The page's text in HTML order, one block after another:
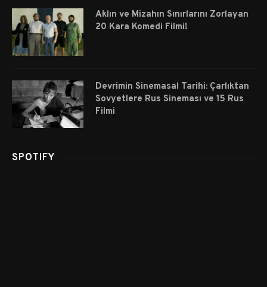
Aklın ve Mizahın Sınırlarını Zorlayan
20 Kara Komedi Filmi!
Devrimin Sinemasal Tarihi: Çarlıktan
Sovyetlere Rus Sineması ve 15 Rus
Filmi
SPOTIFY